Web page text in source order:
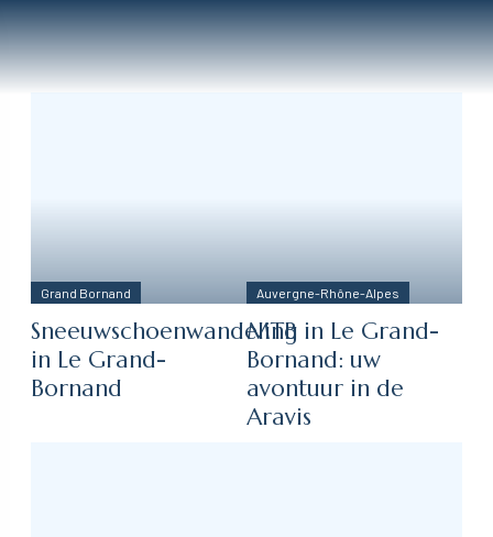
Grand Bornand
Sneeuwschoenwandeling
in Le Grand-
Bornand
Auvergne-Rhône-Alpes
MTB in Le Grand-
Bornand: uw
avontuur in de
Aravis